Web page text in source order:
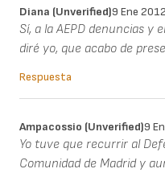
Diana (unverified)9 Ene 2012
Sí, a la AEPD denuncias y
diré yo, que acabo de
Respuesta
Ampacossio (unverified)9
Yo tuve que recurrir al
Comunidad de Madrid y